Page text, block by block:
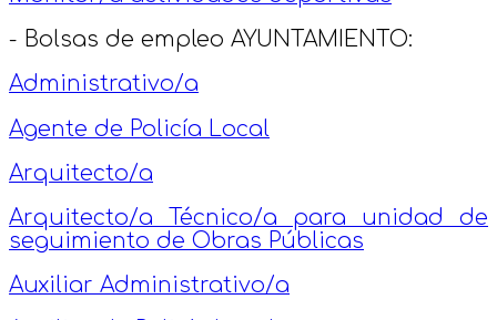
- Bolsas de empleo AYUNTAMIENTO:
Administrativo/a
Agente de Policía Local
Arquitecto/a
Arquitecto/a Técnico/a para unidad de
seguimiento de Obras Públicas
Auxiliar Administrativo/a